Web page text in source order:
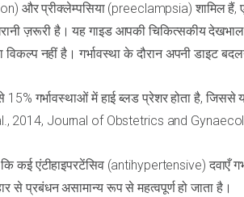
और प्रीक्लेम्पसिया (preeclampsia) शामिल हैं,
ज़रूरी है। यह गाइड आपकी चिकित्सकीय
विकल्प नहीं है। गर्भावस्था के दौरान अपनी डाइट
15% गर्भावस्थाओं में हाई ब्लड प्रेशर होता है,
2014, Journal of Obstetrics and
कई एंटीहाइपरटेंसिव (antihypertensive) दवाएँ
से प्रबंधन असामान्य रूप से महत्वपूर्ण हो जाता है।